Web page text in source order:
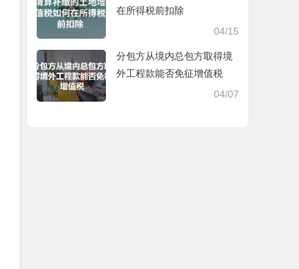
在所得税前扣除
04/15
分包方从境内总包方取得境
外工程款能否免征增值税
04/07